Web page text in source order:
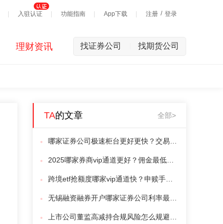
入驻认证 功能指南 App下载 注册 / 登录
理财资讯 找证券公司 找期货公司
TA的文章 全部>